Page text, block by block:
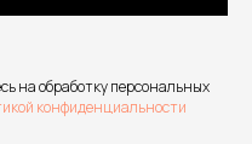
на обработку персональных
конфиденциальности